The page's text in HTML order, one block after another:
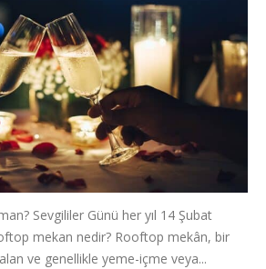
Sevgililer Günü her yıl 14 Şubat
mekan nedir? Rooftop mekân, bir
ve genellikle yeme-içme veya...